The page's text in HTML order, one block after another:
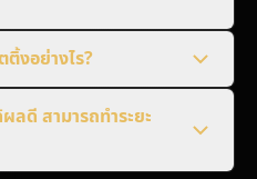
งอย่างไร?
ลดี สามารถทำระยะ